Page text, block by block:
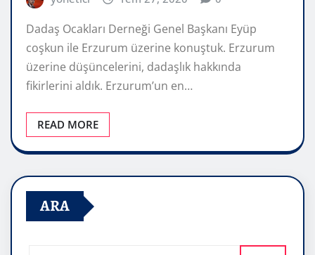
Dadaş Ocakları Derneği Genel Başkanı Eyüp
coşkun ile Erzurum üzerine konuştuk. Erzurum
üzerine düşüncelerini, dadaşlık hakkında
fikirlerini aldık. Erzurum’un en…
READ MORE
ARA